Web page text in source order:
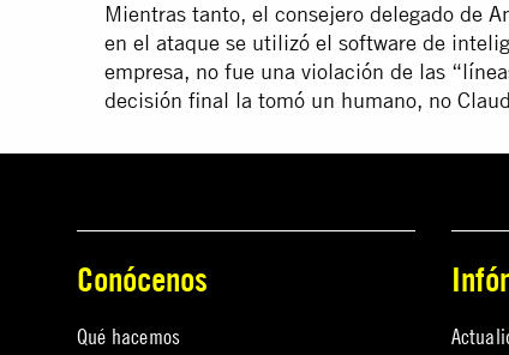
Mientras tanto, el consejero delegado de
en el ataque se utilizó el software de
empresa, no fue una violación de las
decisión final la tomó un humano, no
Conócenos
Qué hacemos